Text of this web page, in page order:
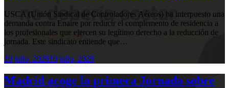
USCA (Unión Sindical de Controladores Aéreos) ha interpuesto una
demanda contra Enaire por reducir el complemento de residencia a
los profesionales que ejercen su legítimo derecho a la reducción de
jornada. Este sindicato entiende que…
10 julio, 202610 julio, 2026
Madrid acoge la primera Jornada sobre